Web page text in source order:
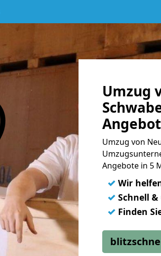
Umzug
Angebot
Umzug von
Angebote in 5
✓ Wir
✓ Schnell
✓ Finden